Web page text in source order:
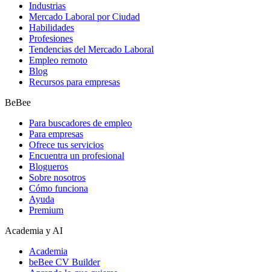
Industrias
Mercado Laboral por Ciudad
Habilidades
Profesiones
Tendencias del Mercado Laboral
Empleo remoto
Blog
Recursos para empresas
BeBee
Para buscadores de empleo
Para empresas
Ofrece tus servicios
Encuentra un profesional
Blogueros
Sobre nosotros
Cómo funciona
Ayuda
Premium
Academia y AI
Academia
beBee CV Builder